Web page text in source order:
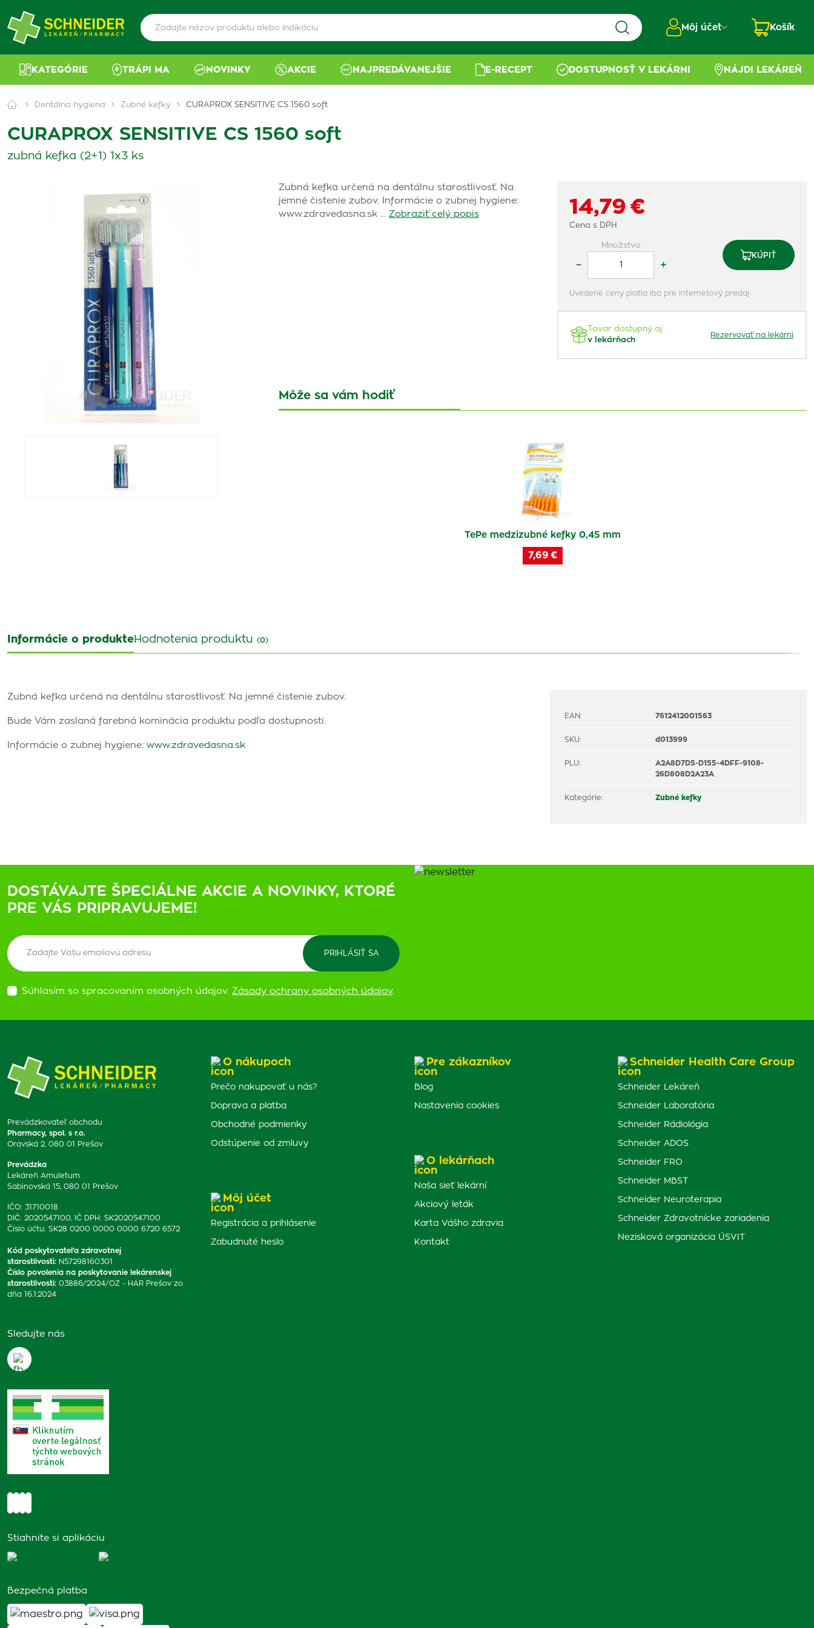
Môj účet Košík
KATEGÓRIE TRÁPI MA NOVINKY AKCIE NAJPREDÁVANEJŠIE E-RECEPT DOSTUPNOSŤ V LEKÁRNI NÁJDI LEKÁREŇ
Dentálna hygiena Zubné kefky CURAPROX SENSITIVE CS 1560 soft
CURAPROX SENSITIVE CS 1560 soft
zubná kefka (2+1) 1x3 ks
Zubná kefka určená na dentálnu starostlivosť. Na
jemné čistenie zubov. Informácie o zubnej hygiene:
www.zdravedasna.sk … Zobraziť celý popis 14,79 €
Cena s DPH
Množstvo
– +
KÚPIŤ
Uvedené ceny platia iba pre internetový predaj
Tovar dostupný aj
v lekárňach
Rezervovať na lekárni
Môže sa vám hodiť
TePe medzizubné kefky 0,45 mm
7,69 €
Informácie o produkteHodnotenia produktu (0)
Zubná kefka určená na dentálnu starostlivosť. Na jemné čistenie zubov.
Bude Vám zaslaná farebná kominácia produktu podľa dostupnosti.
Informácie o zubnej hygiene: www.zdravedasna.sk
EAN: 7612412001563
SKU: d013999
PLU:
A2A8D7D5-D155-4DFF-9108-
26D808D2A23A
Kategórie: Zubné kefky
DOSTÁVAJTE ŠPECIÁLNE AKCIE A NOVINKY, KTORÉ
PRE VÁS PRIPRAVUJEME!
Súhlasím so spracovaním osobných údajov. Zásady ochrany osobných údajov.
Prevádzkovateľ obchodu
Pharmacy, spol. s r.o.
Oravská 2, 080 01 Prešov
Prevádzka
Lekáreň Amuletum
Sabinovská 15, 080 01 Prešov
IČO: 31710018
DIČ: 2020547100, IČ DPH: SK2020547100
Číslo účtu: SK28 0200 0000 0000 6720 6572
Kód poskytovateľa zdravotnej
starostlivosti: N57298160301
Číslo povolenia na poskytovanie lekárenskej
starostlivosti: 03886/2024/OZ - HAR Prešov zo
dňa 16.1.2024
Sledujte nás
Stiahnite si aplikáciu
Bezpečná platba
O nákupoch
Prečo nakupovať u nás?
Doprava a platba
Obchodné podmienky
Odstúpenie od zmluvy
Môj účet
Registrácia a prihlásenie
Zabudnuté heslo
Pre zákazníkov
Blog
Nastavenia cookies
O lekárňach
Naša sieť lekární
Akciový leták
Karta Vášho zdravia
Kontakt
Schneider Health Care Group
Schneider Lekáreň
Schneider Laboratória
Schneider Rádiológia
Schneider ADOS
Schneider FRO
Schneider MBST
Schneider Neuroterapia
Schneider Zdravotnícke zariadenia
Nezisková organizácia ÚSVIT